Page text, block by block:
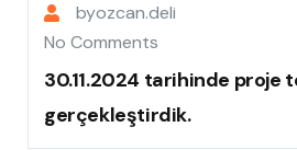
byozcan.deli
No Comments
30.11.2024 tarihinde proje
gerçekleştirdik.